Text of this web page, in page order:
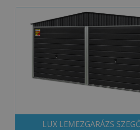
LUX LEMEZGARÁZS